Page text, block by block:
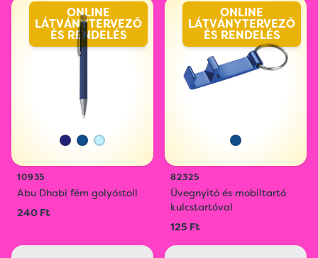
ONLINE
LÁTVÁNYTERVEZŐ
ÉS RENDELÉS
10935
Abu Dhabi fém golyóstoll
240 Ft
ONLINE
LÁTVÁNYTERVEZŐ
ÉS RENDELÉS
82325
Üvegnyitó és mobiltartó
kulcstartóval
125 Ft